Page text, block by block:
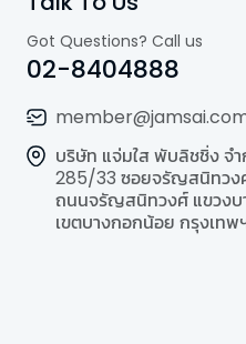
Got Questions? Call us
02-8404888
บริษัท แจ่มใส พับลิชชิ่ง จ
285/33 ซอยจรัญสนิทวง
ถนนจรัญสนิทวงศ์ แขวงบ
เขตบางกอกน้อย กรุงเทพ